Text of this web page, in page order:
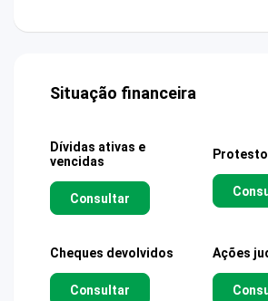
Situação financeira
Dívidas ativas e
vencidas
Consultar
Cheques devolvidos
Consultar
Ações